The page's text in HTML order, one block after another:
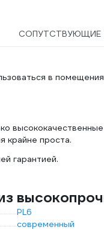
СОПУТСТВУЮЩИЕ
в
крайне проста.
гарантией.
PL6
современный